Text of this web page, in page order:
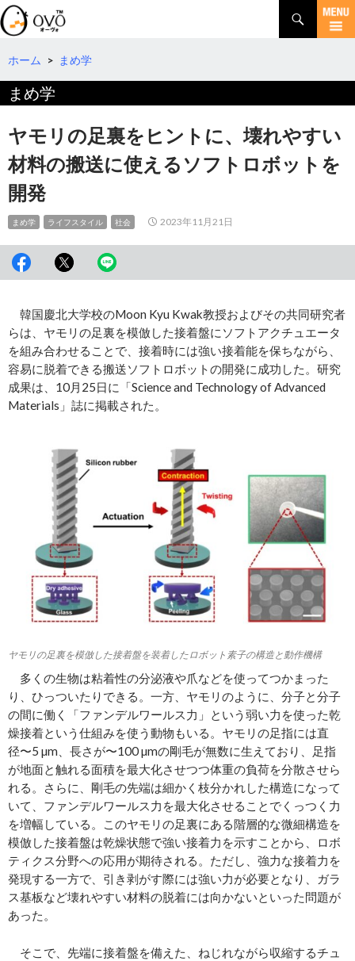
検
索
コ
テ
へ
ホーム > まめ学
まめ学
ヤモリの足裏をヒントに、壊れやすい
材料の搬送に使えるソフトロボットを
開発
まめ学 ライフスタイル 社会 2023年11月21日
韓国慶北大学校のMoon Kyu Kwak教授およびその共同研究者
らは、ヤモリの足裏を模倣した接着盤にソフトアクチュエータ
を組み合わせることで、接着時には強い接着能を保ちながら、
容易に脱着できる搬送ソフトロボットの開発に成功した。研究
成果は、10月25日に「Science and Technology of Advanced
Materials」誌に掲載された。
ヤモリの足裏を模倣した接着盤を装着したロボット素子の構造と動作機構
多くの生物は粘着性の分泌液や爪などを使ってつかまった
り、ひっついたりできる。一方、ヤモリのように、分子と分子
の間に働く「ファンデルワールス力」という弱い力を使った乾
燥接着という仕組みを使う動物もいる。ヤモリの足指には直
径〜5 µm、長さが〜100 µmの剛毛が無数に生えており、足指
が地面と触れる面積を最大化させつつ体重の負荷を分散させら
れる。さらに、剛毛の先端は細かく枝分かれした構造になって
いて、ファンデルワールス力を最大化させることでくっつく力
を増幅している。このヤモリの足裏にある階層的な微細構造を
模倣した接着盤は乾燥状態で強い接着力を示すことから、ロボ
ティクス分野への応用が期待される。ただし、強力な接着力を
発現する一方で、引き剥がす際には強い力が必要となり、ガラ
ス基板など壊れやすい材料の脱着には向かないといった問題が
あった。
そこで、先端に接着盤を備えた、ねじれながら収縮するチュ